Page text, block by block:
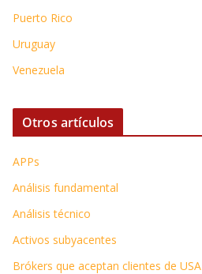
Puerto Rico
Uruguay
Venezuela
Otros artículos
APPs
Análisis fundamental
Análisis técnico
Activos subyacentes
Brókers que aceptan clientes de USA